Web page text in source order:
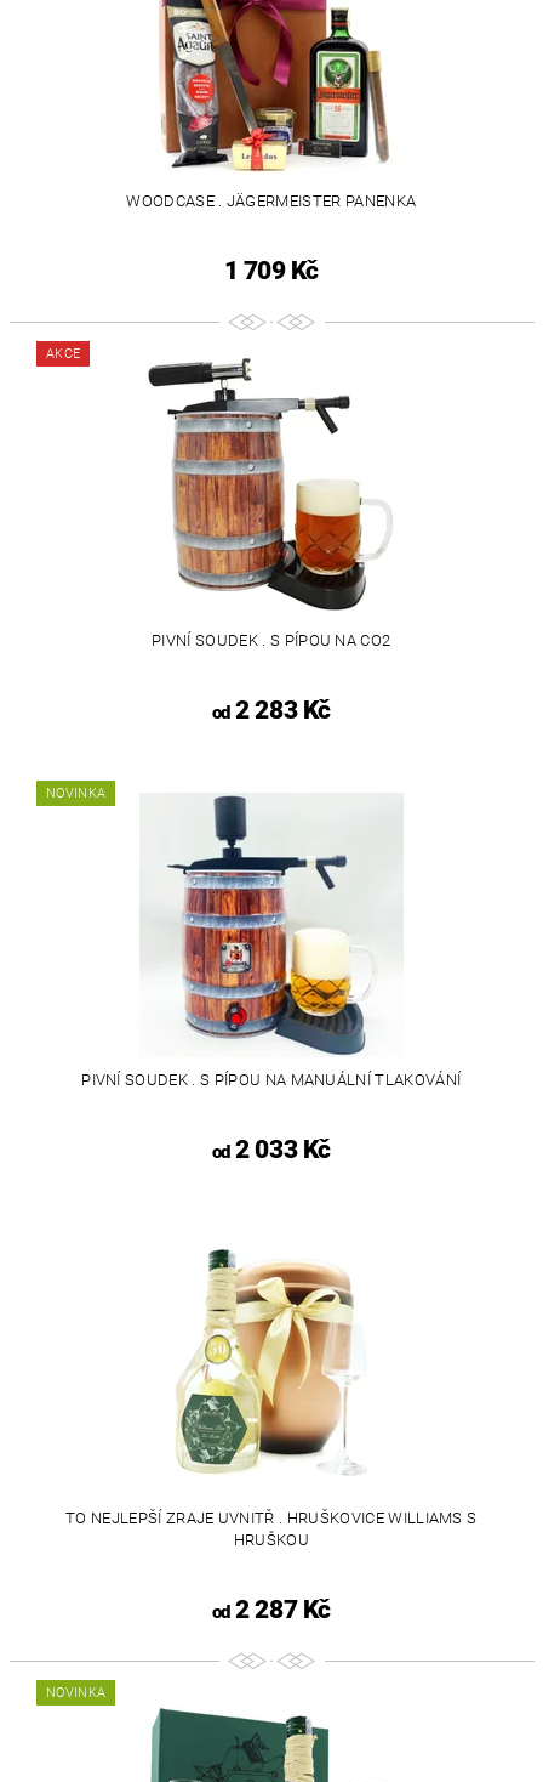
WOODCASE . JÄGERMEISTER PANENKA
1 709 Kč
AKCE
PIVNÍ SOUDEK . S PÍPOU NA CO2
od2 283 Kč
NOVINKA
PIVNÍ SOUDEK . S PÍPOU NA MANUÁLNÍ TLAKOVÁNÍ
od2 033 Kč
TO NEJLEPŠÍ ZRAJE UVNITŘ . HRUŠKOVICE WILLIAMS S
HRUŠKOU
od2 287 Kč
NOVINKA